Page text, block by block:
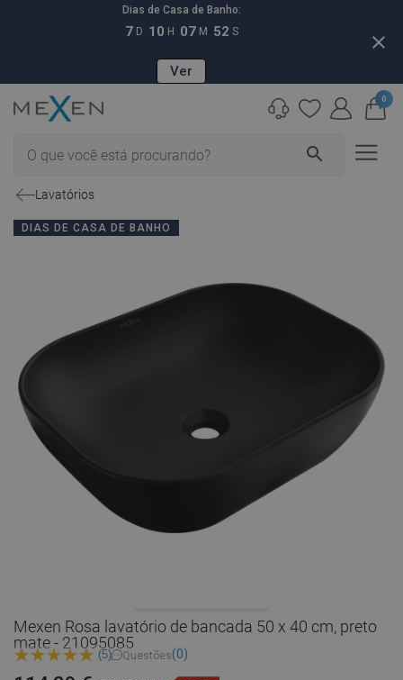
Dias de Casa de Banho:
7 D 10 H 07 M 51 S
Ver
close
search
0
Lavatórios
DIAS DE CASA DE BANHO
Mexen Rosa lavatório de bancada 50 x 40 cm, preto
mate - 21095085
(5) Questões(0)